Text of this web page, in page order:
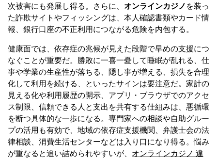
次被害にも発展し得る。さらに、 オンラインカジノを装っ
た詐欺サイトやフィッシングは、本人確認書類やカード情
報、銀行口座の不正利用につながる危険を内包する。
健康面では、依存症の兆候が見えた段階で早めの支援につ
なぐことが重要だ。勝敗に一喜一憂して睡眠が乱れる、仕
事や学業の生産性が落ちる、隠し事が増える、損失を合理
化して利用を続ける、といったサインは要注意だ。家計の
見える化や利用履歴の開示、アプリ・ブラウザでのアクセ
ス制限、信頼できる人と支出を共有する仕組みは、悪循環
を断つ具体的な一歩になる。専門家への相談や自助グルー
プの活用も有効で、地域の依存症支援機関、弁護士会の法
律相談、消費生活センターなどは入り口になり得る。悩み
が重なると追い詰められやすいが、 オンラインカジノ 違